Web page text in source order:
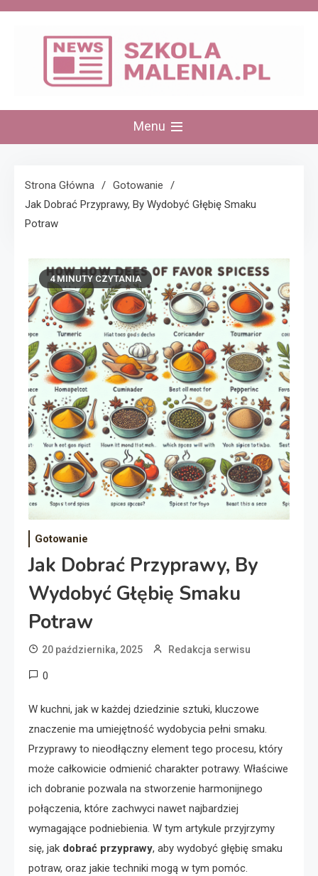
Skip
szkolamalenia.pl
Menu
Strona Główna
Gotowanie
Jak Dobrać Przyprawy, By Wydobyć Głębię Smaku
Potraw
4 MINUTY CZYTANIA
Gotowanie
Jak Dobrać Przyprawy, By
Wydobyć Głębię Smaku
Potraw
20 października, 2025 Redakcja serwisu
0
W kuchni, jak w każdej dziedzinie sztuki, kluczowe
znaczenie ma umiejętność wydobycia pełni smaku.
Przyprawy to nieodłączny element tego procesu, który
może całkowicie odmienić charakter potrawy. Właściwe
ich dobranie pozwala na stworzenie harmonijnego
połączenia, które zachwyci nawet najbardziej
wymagające podniebienia. W tym artykule przyjrzymy
się, jak dobrać przyprawy, aby wydobyć głębię smaku
potraw, oraz jakie techniki mogą w tym pomóc.